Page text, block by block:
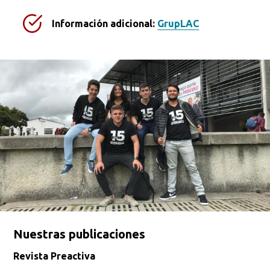
Información adicional: GrupLAC
Nuestras publicaciones
Revista Preactiva